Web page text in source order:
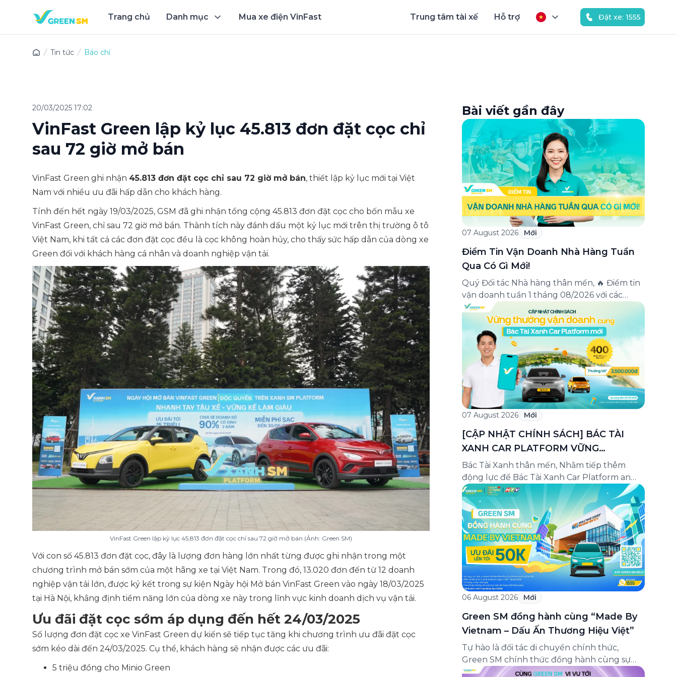
Trang chủ Danh mục Mua xe điện VinFast Trung tâm tài xế Hỗ trợ Đặt xe: 1555
Tin tức Báo chí
20/03/2025 17:02
VinFast Green lập kỷ lục 45.813 đơn đặt cọc chỉ
sau 72 giờ mở bán
VinFast Green ghi nhận 45.813 đơn đặt cọc chỉ sau 72 giờ mở bán, thiết lập kỷ lục mới tại Việt
Nam với nhiều ưu đãi hấp dẫn cho khách hàng.
Tính đến hết ngày 19/03/2025, GSM đã ghi nhận tổng cộng 45.813 đơn đặt cọc cho bốn mẫu xe
VinFast Green, chỉ sau 72 giờ mở bán. Thành tích này đánh dấu một kỷ lục mới trên thị trường ô tô
Việt Nam, khi tất cả các đơn đặt cọc đều là cọc không hoàn hủy, cho thấy sức hấp dẫn của dòng xe
Green đối với khách hàng cá nhân và doanh nghiệp vận tải.
VinFast Green lập kỷ lục 45,813 đơn đặt cọc chỉ sau 72 giờ mở bán (Ảnh: Green SM)
Với con số 45.813 đơn đặt cọc, đây là lượng đơn hàng lớn nhất từng được ghi nhận trong một
chương trình mở bán sớm của một hãng xe tại Việt Nam. Trong đó, 13.020 đơn đến từ 12 doanh
nghiệp vận tải lớn, được ký kết trong sự kiện Ngày hội Mở bán VinFast Green vào ngày 18/03/2025
tại Hà Nội, khẳng định tiềm năng lớn của dòng xe này trong lĩnh vực kinh doanh dịch vụ vận tải.
Ưu đãi đặt cọc sớm áp dụng đến hết 24/03/2025
Số lượng đơn đặt cọc xe VinFast Green dự kiến sẽ tiếp tục tăng khi chương trình ưu đãi đặt cọc
sớm kéo dài đến 24/03/2025. Cụ thể, khách hàng sẽ nhận được các ưu đãi:
5 triệu đồng cho Minio Green
Bài viết gần đây
07 August 2026 Mới
Điểm Tin Vận Doanh Nhà Hàng Tuần
Qua Có Gì Mới!
Quý Đối tác Nhà hàng thân mến, 🔥 Điểm tin
vận doanh tuần 1 tháng 08/2026 với các
thông tin đáng chú ý: Cập nhật các tính
năng mới trên ứng dụng Green SM
Merchant, lưu ý khi vận doanh mùa mưa,
tổng hợp các thông tin khuyến mại hấp dẫn
đang diễn ra. Hãy […]
07 August 2026 Mới
[CẬP NHẬT CHÍNH SÁCH] BÁC TÀI
XANH CAR PLATFORM VỮNG
THƯỞNG VẬN DOANH
Bác Tài Xanh thân mến, Nhằm tiếp thêm
động lực để Bác Tài Xanh Car Platform an
tâm vận doanh, bứt phá thu nhập ngay từ
những ngày đầu gia nhập, Green SM cập
nhật Chương trình thưởng vận doanh dành
riêng cho Bác Tài Xanh Car Platform mới với
cơ hội nhận thưởng lên […]
06 August 2026 Mới
Green SM đồng hành cùng “Made By
Vietnam – Dấu Ấn Thương Hiệu Việt”
Tự hào là đối tác di chuyển chính thức,
Green SM chính thức đồng hành cùng sự
kiện “Made By Vietnam – Dấu Ấn Thương